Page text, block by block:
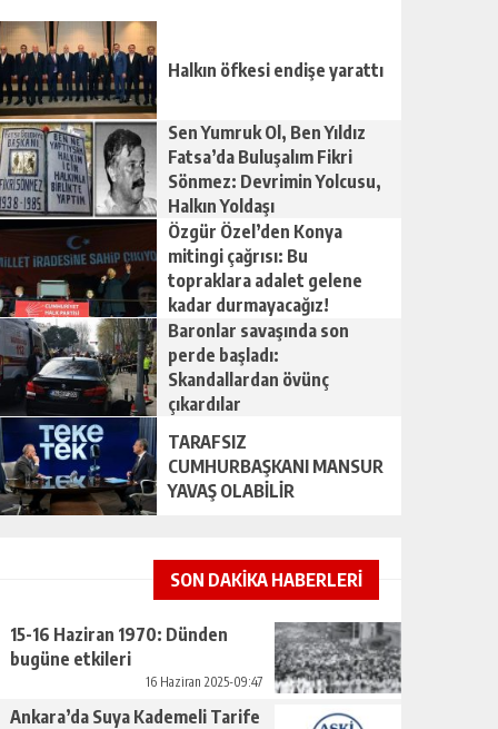
Halkın öfkesi endişe yarattı
Sen Yumruk Ol, Ben Yıldız
Fatsa’da Buluşalım Fikri
Sönmez: Devrimin Yolcusu,
Halkın Yoldaşı
Özgür Özel’den Konya
mitingi çağrısı: Bu
topraklara adalet gelene
kadar durmayacağız!
Baronlar savaşında son
perde başladı:
Skandallardan övünç
çıkardılar
TARAFSIZ
CUMHURBAŞKANI MANSUR
YAVAŞ OLABİLİR
SON DAKİKA HABERLERİ
15-16 Haziran 1970: Dünden
bugüne etkileri
16 Haziran 2025-09:47
Ankara’da Suya Kademeli Tarife